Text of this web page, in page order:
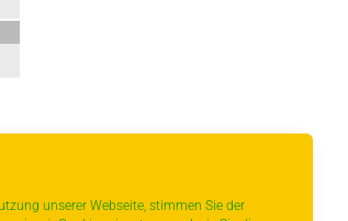
unserer Webseite, stimmen Sie der